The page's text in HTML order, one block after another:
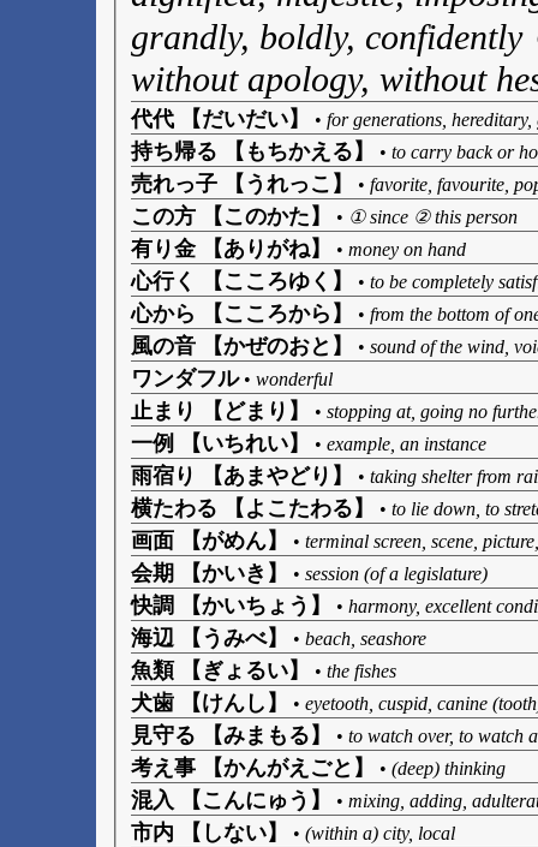
grandly, boldly,
without apology, without
代代 【だいだい】 • for generations,
持ち帰る 【もちかえる】 • to carry back or
売れっ子 【うれっこ】 • favorite, favourite,
この方 【このかた】 • ① since ② this person
有り金 【ありがね】 • money on hand
心行く 【こころゆく】 • to be completely
心から 【こころから】 • from the bottom of
風の音 【かぜのおと】 • sound of the wind,
ワンダフル• wonderful
止まり 【どまり】 • stopping at, going no
一例 【いちれい】 • example, an instance
雨宿り 【あまやどり】 • taking shelter from
横たわる 【よこたわる】 • to lie down, to
画面 【がめん】 • terminal screen, scene,
会期 【かいき】 • session (of a legislature)
快調 【かいちょう】 • harmony, excellent
海辺 【うみべ】 • beach, seashore
魚類 【ぎょるい】 • the fishes
犬歯 【けんし】 • eyetooth, cuspid, canine
見守る 【みまもる】 • to watch over, to watch
考え事 【かんがえごと】 • (deep) thinking
混入 【こんにゅう】 • mixing, adding,
市内 【しない】 • (within a) city, local